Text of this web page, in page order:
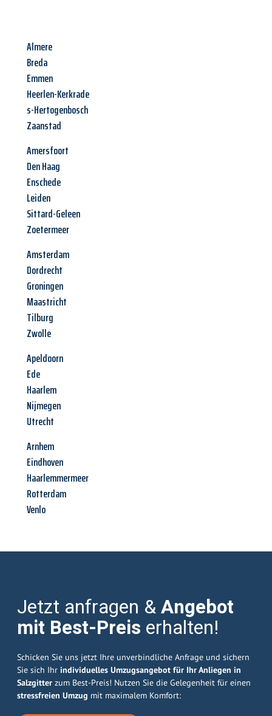
Almere
Breda
Emmen
Heerlen-Kerkrade
s-Hertogenbosch
Zaanstad
Amersfoort
Den Haag
Enschede
Leiden
Sittard-Geleen
Zoetermeer
Amsterdam
Dordrecht
Groningen
Maastricht
Tilburg
Zwolle
Apeldoorn
Ede
Haarlem
Nijmegen
Utrecht
Arnhem
Eindhoven
Haarlemmermeer
Rotterdam
Venlo
Jetzt anfragen &Angebot
mit Best-Preis erhalten!
Schicken Sie uns jetzt Ihre unverbindliche Anfrage und sichern
Sie sich Ihr individuelles Umzugsangebot für Ihr Anliegen in
Salzgitter zum Best-Preis! Nutzen Sie die Gelegenheit für einen
stressfreien Umzug mit maximalem Komfort: